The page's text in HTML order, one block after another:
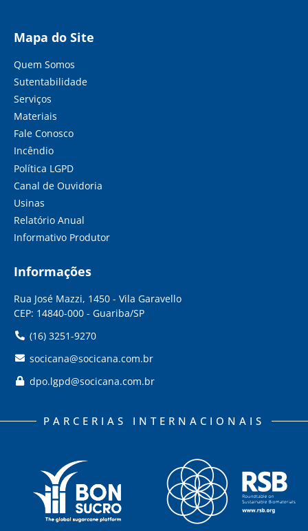
Mapa do Site
Quem Somos
Sutentabilidade
Serviços
Materiais
Fale Conosco
Incêndio
Política LGPD
Canal de Ouvidoria
Usinas
Relatório Anual
Informativo Produtor
Informações
Rua José Mazzi, 1450 - Vila Garavello
CEP: 14840-000 - Guariba/SP
(16) 3251-9270
socicana@socicana.com.br
dpo.lgpd@socicana.com.br
PARCERIAS INTERNACIONAIS